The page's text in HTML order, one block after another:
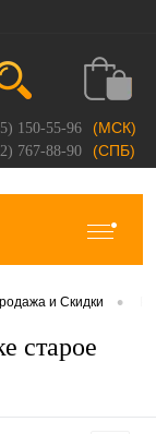
150-55-96 (МСК)
767-88-90 (СПБ)
и Скидки •
старое